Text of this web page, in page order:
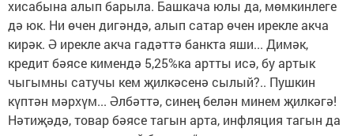
хисабына алып барыла. Башкача юлы да, мөмкинлеге
дә юк. Ни өчен дигәндә, алып сатар өчен ирекле акча
кирәк. Ә ирекле акча гадәттә банкта яши... Димәк,
кредит бәясе кимендә 5,25%ка артты исә, бу артык
чыгымны сатучы кем җилкәсенә сылый?.. Пушкин
күптән мәрхүм... Әлбәттә, синең белән минем җилкәгә!
Нәтиҗәдә, товар бәясе тагын арта, инфляция тагын да